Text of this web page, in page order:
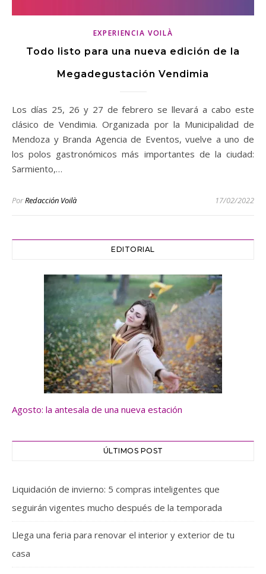
EXPERIENCIA VOILÀ
Todo listo para una nueva edición de la
Megadegustación Vendimia
Los días 25, 26 y 27 de febrero se llevará a cabo este
clásico de Vendimia. Organizada por la Municipalidad de
Mendoza y Branda Agencia de Eventos, vuelve a uno de
los polos gastronómicos más importantes de la ciudad:
Sarmiento,…
PorRedacción Voilà 17/02/2022
EDITORIAL
Agosto: la antesala de una nueva estación
ÚLTIMOS POST
Liquidación de invierno: 5 compras inteligentes que
seguirán vigentes mucho después de la temporada
Llega una feria para renovar el interior y exterior de tu
casa